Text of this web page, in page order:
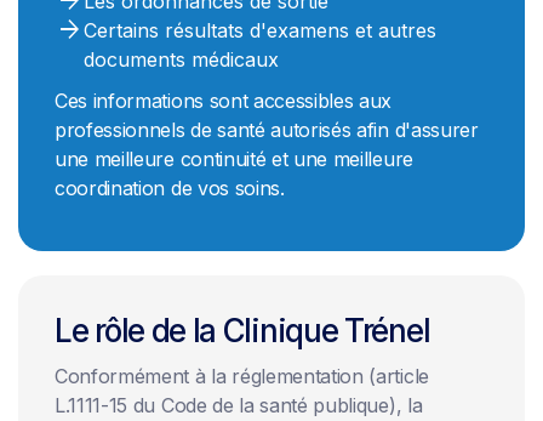
arrow_forward Certains résultats d'examens et autres
documents médicaux
Ces informations sont accessibles aux
professionnels de santé autorisés afin d'assurer
une meilleure continuité et une meilleure
coordination de vos soins.
Le rôle de la Clinique Trénel
Conformément à la réglementation (article
L.1111-15 du Code de la santé publique), la